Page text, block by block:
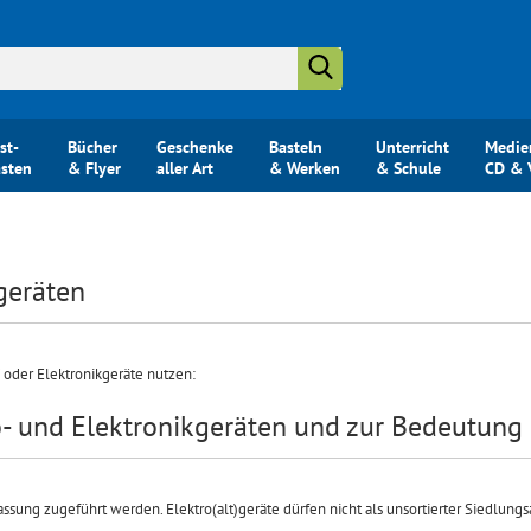
Suche...
Bücher
& Flyer
Geschenke
aller Art
Basteln
& Werken
Unterricht
& Schule
CD &
Elektronikgeräte nutzen:
und Elektronikgeräten und zur Bedeutung
zugeführt werden. Elektro(alt)geräte dürfen nicht als unsortierter